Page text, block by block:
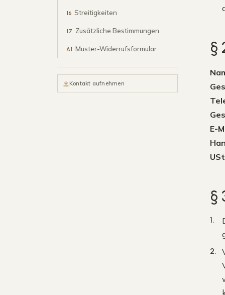
16 Streitigkeiten
17 Zusätzliche Bestimmungen
A1 Muster-Widerrufsformular
Kontakt aufnehmen
§
E-
§